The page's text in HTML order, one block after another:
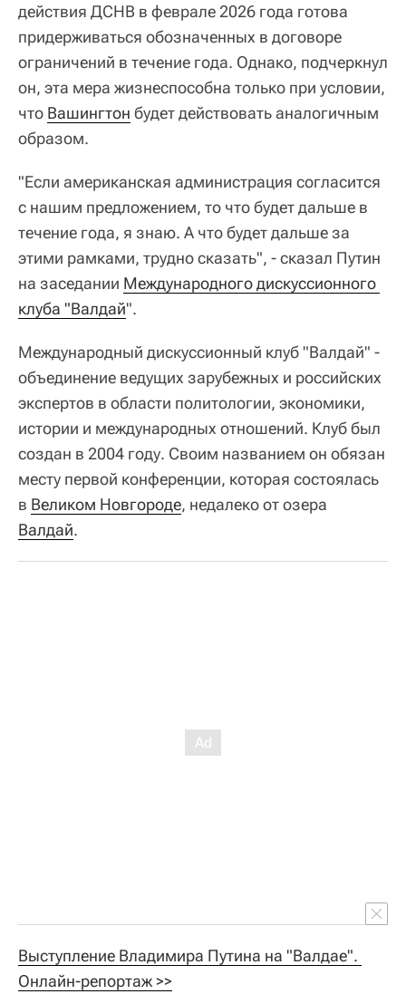
действия ДСНВ в феврале 2026 года готова
придерживаться обозначенных в договоре
ограничений в течение года. Однако, подчеркнул
он, эта мера жизнеспособна только при условии,
что Вашингтон будет действовать аналогичным
образом.
"Если американская администрация согласится
с нашим предложением, то что будет дальше в
течение года, я знаю. А что будет дальше за
этими рамками, трудно сказать", - сказал Путин
на заседании Международного дискуссионного
клуба "Валдай".
Международный дискуссионный клуб "Валдай" -
объединение ведущих зарубежных и российских
экспертов в области политологии, экономики,
истории и международных отношений. Клуб был
создан в 2004 году. Своим названием он обязан
месту первой конференции, которая состоялась
в Великом Новгороде, недалеко от озера
Валдай.
Выступление Владимира Путина на "Валдае".
Онлайн-репортаж >>